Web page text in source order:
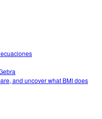
and uncover what BMI does